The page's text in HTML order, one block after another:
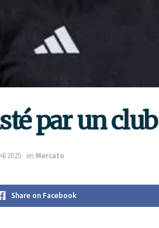
par un
2025 en Mercato
Share on Facebook